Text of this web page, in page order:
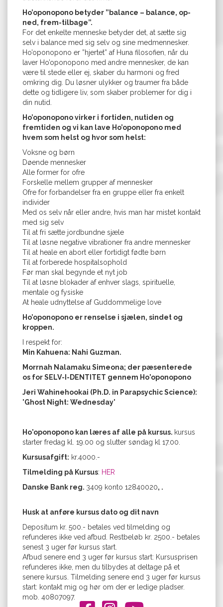
Ho’oponopono betyder ”balance – balance, op-
ned, frem-tilbage”.
For det enkelte menneske betyder det, at sætte sig
selv i balance med sig selv og sine medmennesker.
Ho’oponopono er ”hjertet” af Huna filosofien, når du
laver Ho’oponopono med andre mennesker, de kan
være til stede eller ej, skaber du harmoni og fred
omkring dig. Du løsner ulykker og traumer fra både
dette og tidligere liv, som skaber problemer for dig i
din nutid.
Ho’oponopono virker i fortiden, nutiden og
fremtiden og vi kan lave Ho’oponopono med
hvem som helst og hvor som helst:
Voksne og børn
Døende mennesker
Alle former for ofre
Forskelle mellem grupper af mennesker
Ofre for forbandelser fra en gruppe eller fra enkelt
individer
Med os selv når eller andre, hvis man har mistet kontakt
med sig selv
Til at fri sætte jordbundne sjæle
Til at løsne negative vibrationer fra andre mennesker
Til at heale en abort eller fortidigt fødte børn
Til at forberede hospitalsophold
Før man skal begynde et nyt job
Til at løsne blokader af enhver slags, spirituelle,
mentale og fysiske
At heale udnyttelse af Guddommelige love
Ho’oponopono er renselse i sjælen, sindet og
kroppen.
I respekt for:
Min Kahuena: Nahi Guzman.
Morrnah Nalamaku Simeona; der pæsenterede
os for SELV-I-DENTITET gennem Ho'oponopono
Jeri Wahinehookai (Ph.D. in Parapsychic Science):
'Ghost Night: Wednesday'
Ho'oponopono kan læres af alle på kursus. kursus
starter fredag kl. 19.00 og slutter søndag kl 17.00.
Kursusafgift: kr.4000.-
Tilmelding på Kursus: HER
Danske Bank reg. 3409 konto 12840020, .
Husk at anføre kursus dato og dit navn
Depositum kr. 500.- betales ved tilmelding og
refunderes ikke ved afbud. Restbeløb kr. 2500.- betales
senest 3 uger før kursus start.
Afbud senere end 3 uger før kursus start: Kursusprisen
refunderes ikke, men du tilbydes at deltage på et
senere kursus. Tilmelding senere end 3 uger før kursus
start: kontakt mig og hør om der er ledige pladser.
mob. 40807097.